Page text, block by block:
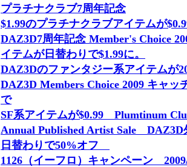
プラチナクラブ7周年記念
$1.99のプラチナクラブアイテムが
DAZ3D7周年記念 Member's Choice
イテムが日替わりで$1.99に。
DAZ3Dのファンタジー系アイテムが
DAZ3D Members Choice 2009 キャッ
で
SF系アイテムが$0.99 Plumtinum
Annual Published Artist Sale DAZ3D
日替わりで50%オフ
1126（イーフロ）キャンペーン